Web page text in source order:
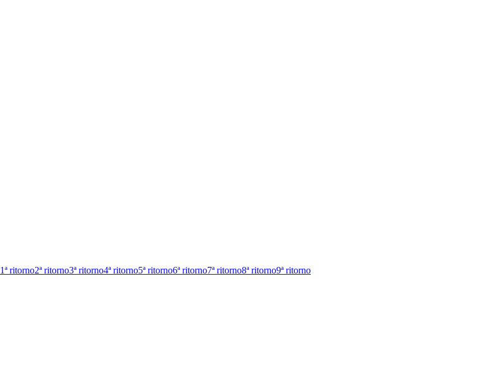
1ª ritorno2ª ritorno3ª ritorno4ª ritorno5ª ritorno6ª ritorno7ª ritorno8ª ritorno9ª ritorno